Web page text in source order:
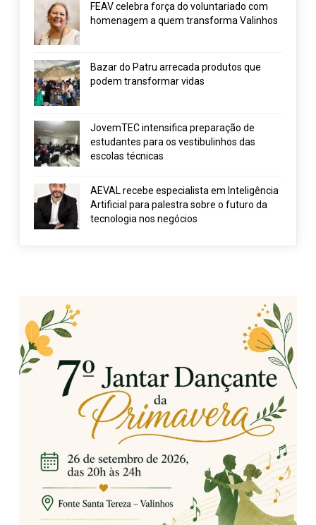
FEAV celebra força do voluntariado com
homenagem a quem transforma Valinhos
Bazar do Patru arrecada produtos que
podem transformar vidas
JovemTEC intensifica preparação de
estudantes para os vestibulinhos das
escolas técnicas
AEVAL recebe especialista em Inteligência
Artificial para palestra sobre o futuro da
tecnologia nos negócios